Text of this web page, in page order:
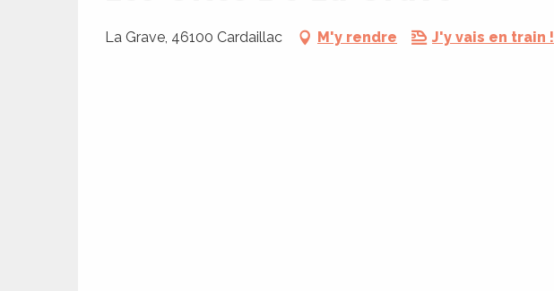
La Grave, 46100 Cardaillac M'y rendre J'y vais en train !